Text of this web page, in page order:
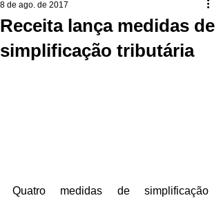
Receita lança medidas de
simplificação tributária
8 de ago. de 2017
Quatro medidas de simplificação